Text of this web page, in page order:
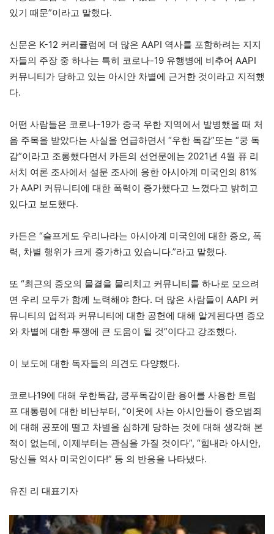
있기 때문”이라고 말했다.
신문은 K-12 커리큘럼에 더 많은 AAPI 역사를 포함하려는 지지
자들의 주장 중 하나는 특히 코로나-19 유행병에 비추어 AAPI
커뮤니티가 당하고 있는 아시안 차별에 근거한 것이라고 지적했
다.
어떤 사람들은 코로나-19가 중국 우한 지역에서 발병했을 때 처
음 주목을 받았다는 사실을 언급하면서 “우한 독감”또는 “쿵 독
감”이라고 조롱했다면서 카든의 선언문에는 2021년 4월 퓨 리
서치 여론 조사에서 설문 조사에 응한 아시아계 미국인의 81%
가 AAPI 커뮤니티에 대한 폭력이 증가했다고 느꼈다고 밝히고
있다고 보도했다.
카든은 “슬프게도 우리나라는 아시아계 미국인에 대한 증오, 폭
력, 차별 행위가 크게 증가하고 있습니다.”라고 말했다.
또 “최근의 증오의 물결을 물리치고 커뮤니티를 하나로 모으려
면 우리 모두가 함께 노력해야 한다. 더 많은 사람들이 AAPI 커
뮤니티의 업적과 커뮤니티에 대한 공헌에 대해 알게된다면 증오
와 차별에 대한 투쟁에 큰 도움이 될 것”이다고 강조했다.
이 보도에 대한 독자들의 의견도 다양했다.
코로나19에 대해 우한독감, 쿵푸독감이란 용어를 사용한 트럼
프 대통령에 대한 비난부터, “이웃에 사는 아시안들이 증오범죄
에 대해 공포에 떨고 차별을 심하게 당하는 것에 대해 생각해 본
적이 없는데, 이제부터는 관심을 가질 것이다”, “힘내라 아시안,
당신들 역사 미국인이다!” 등 의 반응을 나타냈다.
유진 리 대표기자